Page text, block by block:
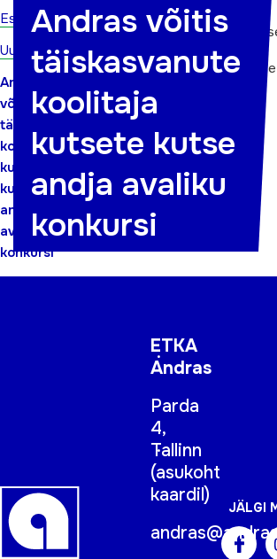
Esileht
Uudised
Andras
võitis
täiskasvanute
koolitaja
kutsete
kutse
andja
avaliku
konkursi
Andras võitis
täiskasvanute
koolitaja
kutsete kutse
andja avaliku
konkursi
ETKA Andras kuulutati SA
Täpsem info kutsete
ETKA
Andras
Parda
4,
Tallinn
(asukoht
kaardil)
JÄLGI